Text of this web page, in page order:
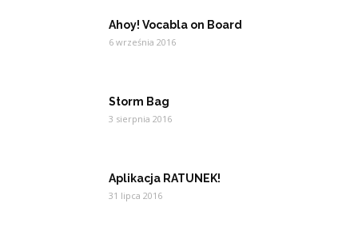
Ahoy! Vocabla on Board
6 września 2016
Storm Bag
3 sierpnia 2016
Aplikacja RATUNEK!
31 lipca 2016